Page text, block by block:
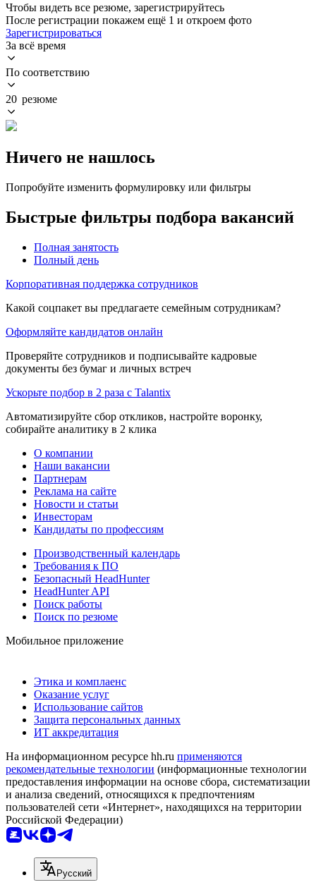
Чтобы видеть все резюме, зарегистрируйтесь
После регистрации покажем ещё 1 и откроем фото
Зарегистрироваться
За всё время
По соответствию
20 резюме
Ничего не нашлось
Попробуйте изменить формулировку или фильтры
Быстрые фильтры подбора вакансий
Полная занятость
Полный день
Корпоративная поддержка сотрудников
Какой соцпакет вы предлагаете семейным сотрудникам?
Оформляйте кандидатов онлайн
Проверяйте сотрудников и подписывайте кадровые
документы без бумаг и личных встреч
Ускорьте подбор в 2 раза с Talantix
Автоматизируйте сбор откликов, настройте воронку,
собирайте аналитику в 2 клика
О компании
Наши вакансии
Партнерам
Реклама на сайте
Новости и статьи
Инвесторам
Кандидаты по профессиям
Производственный календарь
Требования к ПО
Безопасный HeadHunter
HeadHunter API
Поиск работы
Поиск по резюме
Мобильное приложение
Этика и комплаенс
Оказание услуг
Использование сайтов
Защита персональных данных
ИТ аккредитация
На информационном ресурсе hh.ru применяются
рекомендательные технологии (информационные технологии
предоставления информации на основе сбора, систематизации
и анализа сведений, относящихся к предпочтениям
пользователей сети «Интернет», находящихся на территории
Российской Федерации)
Русский